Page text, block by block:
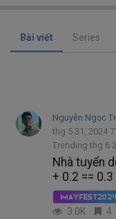
Bài viết Series
Nguyễn Ngọc
thg 5 31, 2024
Trending thg 6
Nhà tuyển
+ 0.2 ==
MayFest2024
3.0K 4